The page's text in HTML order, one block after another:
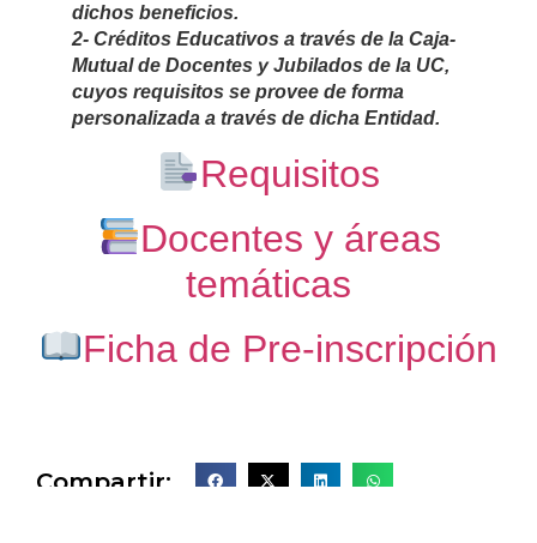
dichos beneficios.
2- Créditos Educativos a través de la Caja-
Mutual de Docentes y Jubilados de la UC,
cuyos requisitos se provee de forma
personalizada a través de dicha Entidad.
Requisitos
Docentes y áreas
temáticas
Ficha de Pre-inscripción
Compartir: